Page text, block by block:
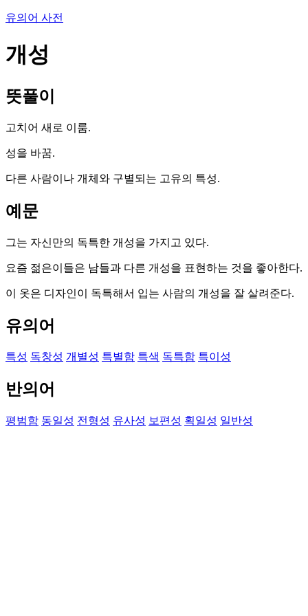
유의어 사전
개성
뜻풀이
고치어 새로 이룸.
성을 바꿈.
다른 사람이나 개체와 구별되는 고유의 특성.
예문
그는 자신만의 독특한 개성을 가지고 있다.
요즘 젊은이들은 남들과 다른 개성을 표현하는 것을 좋아한다.
이 옷은 디자인이 독특해서 입는 사람의 개성을 잘 살려준다.
유의어
특성 독창성 개별성 특별함 특색 독특함 특이성
반의어
평범함 동일성 전형성 유사성 보편성 획일성 일반성